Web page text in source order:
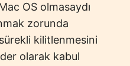
OS olmasaydı
zorunda
kilitlenmesini
olarak kabul